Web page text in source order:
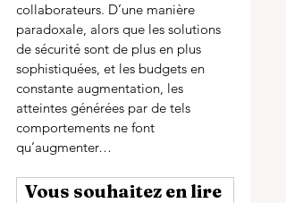
collaborateurs. D’une manière
paradoxale, alors que les solutions
de sécurité sont de plus en plus
sophistiquées, et les budgets en
constante augmentation, les
atteintes générées par de tels
comportements ne font
qu’augmenter…
Vous souhaitez en lire